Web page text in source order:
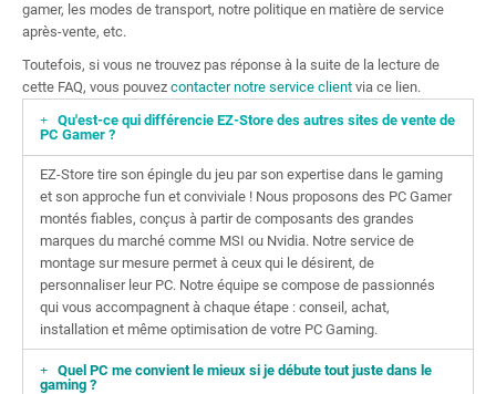
gamer, les modes de transport, notre politique en matière de service
après-vente, etc.
Toutefois, si vous ne trouvez pas réponse à la suite de la lecture de
cette FAQ, vous pouvez contacter notre service client via ce lien.
Qu'est-ce qui différencie EZ-Store des autres sites de vente de
PC Gamer ?
EZ-Store tire son épingle du jeu par son expertise dans le gaming
et son approche fun et conviviale ! Nous proposons des PC Gamer
montés fiables, conçus à partir de composants des grandes
marques du marché comme MSI ou Nvidia. Notre service de
montage sur mesure permet à ceux qui le désirent, de
personnaliser leur PC. Notre équipe se compose de passionnés
qui vous accompagnent à chaque étape : conseil, achat,
installation et même optimisation de votre PC Gaming.
Quel PC me convient le mieux si je débute tout juste dans le
gaming ?